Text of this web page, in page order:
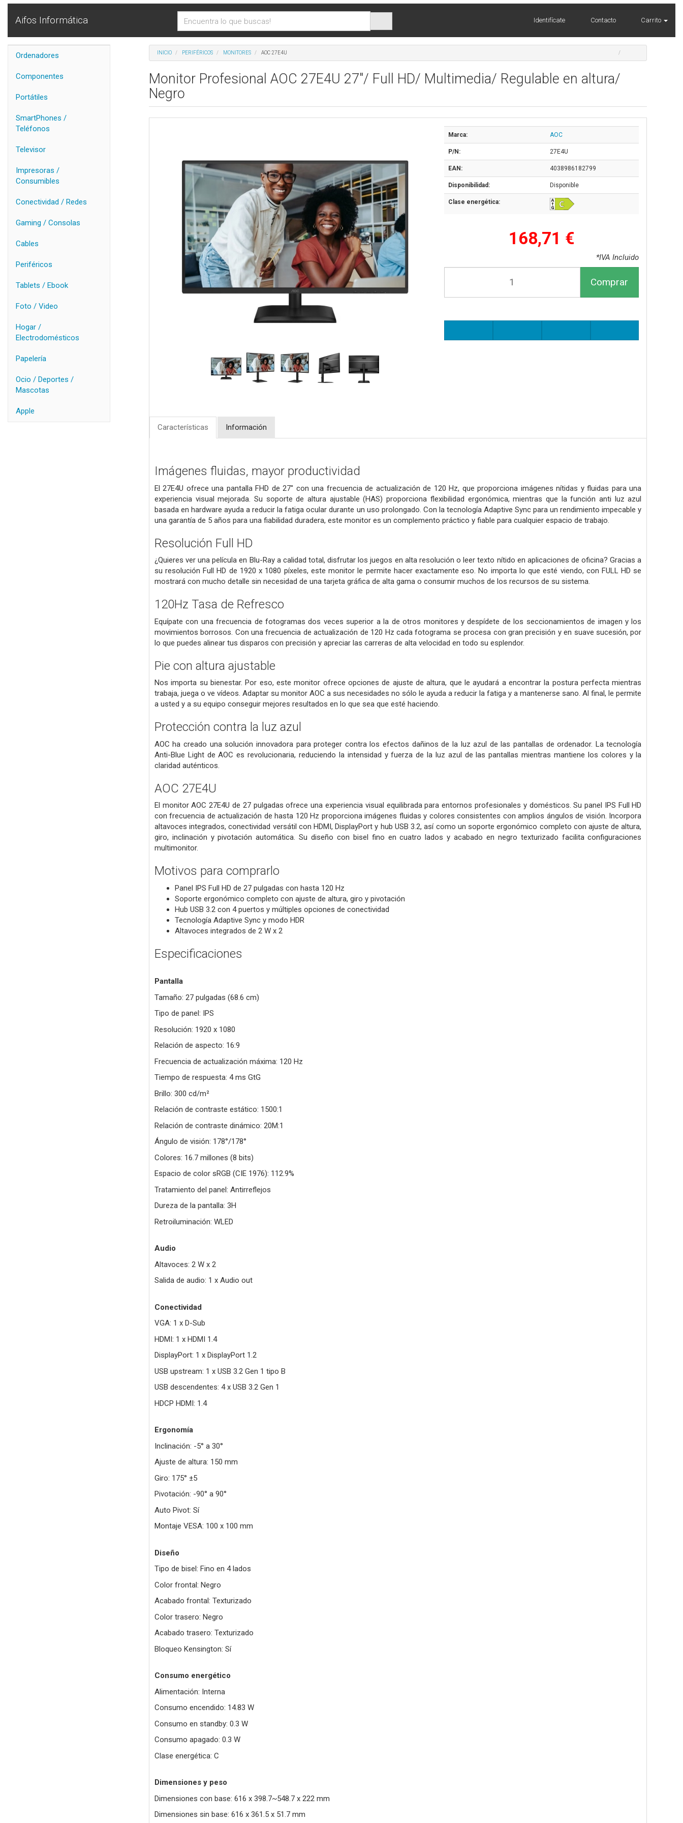
Aifos Informática Identifícate Contacto Carrito
Ordenadores
Componentes
Portátiles
SmartPhones /
Teléfonos
Televisor
Impresoras /
Consumibles
Conectividad / Redes
Gaming / Consolas
Cables
Periféricos
Tablets / Ebook
Foto / Video
Hogar /
Electrodomésticos
Papelería
Ocio / Deportes /
Mascotas
Apple
INICIO PERIFÉRICOS MONITORES AOC 27E4U
Monitor Profesional AOC 27E4U 27"/ Full HD/ Multimedia/ Regulable en altura/
Negro
Marca: AOC
P/N: 27E4U
EAN: 4038986182799
Disponibilidad: Disponible
Clase energética:
168,71 €
*IVA Incluido
Comprar
Características Información
Imágenes fluidas, mayor productividad
El 27E4U ofrece una pantalla FHD de 27'' con una frecuencia de actualización de 120 Hz, que proporciona imágenes nítidas y fluidas para una
experiencia visual mejorada. Su soporte de altura ajustable (HAS) proporciona flexibilidad ergonómica, mientras que la función anti luz azul
basada en hardware ayuda a reducir la fatiga ocular durante un uso prolongado. Con la tecnología Adaptive Sync para un rendimiento impecable y
una garantía de 5 años para una fiabilidad duradera, este monitor es un complemento práctico y fiable para cualquier espacio de trabajo.
Resolución Full HD
¿Quieres ver una película en Blu-Ray a calidad total, disfrutar los juegos en alta resolución o leer texto nítido en aplicaciones de oficina? Gracias a
su resolución Full HD de 1920 x 1080 píxeles, este monitor le permite hacer exactamente eso. No importa lo que esté viendo, con FULL HD se
mostrará con mucho detalle sin necesidad de una tarjeta gráfica de alta gama o consumir muchos de los recursos de su sistema.
120Hz Tasa de Refresco
Equípate con una frecuencia de fotogramas dos veces superior a la de otros monitores y despídete de los seccionamientos de imagen y los
movimientos borrosos. Con una frecuencia de actualización de 120 Hz cada fotograma se procesa con gran precisión y en suave sucesión, por
lo que puedes alinear tus disparos con precisión y apreciar las carreras de alta velocidad en todo su esplendor.
Pie con altura ajustable
Nos importa su bienestar. Por eso, este monitor ofrece opciones de ajuste de altura, que le ayudará a encontrar la postura perfecta mientras
trabaja, juega o ve vídeos. Adaptar su monitor AOC a sus necesidades no sólo le ayuda a reducir la fatiga y a mantenerse sano. Al final, le permite
a usted y a su equipo conseguir mejores resultados en lo que sea que esté haciendo.
Protección contra la luz azul
AOC ha creado una solución innovadora para proteger contra los efectos dañinos de la luz azul de las pantallas de ordenador. La tecnología
Anti-Blue Light de AOC es revolucionaria, reduciendo la intensidad y fuerza de la luz azul de las pantallas mientras mantiene los colores y la
claridad auténticos.
AOC 27E4U
El monitor AOC 27E4U de 27 pulgadas ofrece una experiencia visual equilibrada para entornos profesionales y domésticos. Su panel IPS Full HD
con frecuencia de actualización de hasta 120 Hz proporciona imágenes fluidas y colores consistentes con amplios ángulos de visión. Incorpora
altavoces integrados, conectividad versátil con HDMI, DisplayPort y hub USB 3.2, así como un soporte ergonómico completo con ajuste de altura,
giro, inclinación y pivotación automática. Su diseño con bisel fino en cuatro lados y acabado en negro texturizado facilita configuraciones
multimonitor.
Motivos para comprarlo
Panel IPS Full HD de 27 pulgadas con hasta 120 Hz
Soporte ergonómico completo con ajuste de altura, giro y pivotación
Hub USB 3.2 con 4 puertos y múltiples opciones de conectividad
Tecnología Adaptive Sync y modo HDR
Altavoces integrados de 2 W x 2
Especificaciones
Pantalla
Tamaño: 27 pulgadas (68.6 cm)
Tipo de panel: IPS
Resolución: 1920 x 1080
Relación de aspecto: 16:9
Frecuencia de actualización máxima: 120 Hz
Tiempo de respuesta: 4 ms GtG
Brillo: 300 cd/m²
Relación de contraste estático: 1500:1
Relación de contraste dinámico: 20M:1
Ángulo de visión: 178°/178°
Colores: 16.7 millones (8 bits)
Espacio de color sRGB (CIE 1976): 112.9%
Tratamiento del panel: Antirreflejos
Dureza de la pantalla: 3H
Retroiluminación: WLED
Audio
Altavoces: 2 W x 2
Salida de audio: 1 x Audio out
Conectividad
VGA: 1 x D-Sub
HDMI: 1 x HDMI 1.4
DisplayPort: 1 x DisplayPort 1.2
USB upstream: 1 x USB 3.2 Gen 1 tipo B
USB descendentes: 4 x USB 3.2 Gen 1
HDCP HDMI: 1.4
Ergonomía
Inclinación: -5° a 30°
Ajuste de altura: 150 mm
Giro: 175° ±5
Pivotación: -90° a 90°
Auto Pivot: Sí
Montaje VESA: 100 x 100 mm
Diseño
Tipo de bisel: Fino en 4 lados
Color frontal: Negro
Acabado frontal: Texturizado
Color trasero: Negro
Acabado trasero: Texturizado
Bloqueo Kensington: Sí
Consumo energético
Alimentación: Interna
Consumo encendido: 14.83 W
Consumo en standby: 0.3 W
Consumo apagado: 0.3 W
Clase energética: C
Dimensiones y peso
Dimensiones con base: 616 x 398.7~548.7 x 222 mm
Dimensiones sin base: 616 x 361.5 x 51.7 mm